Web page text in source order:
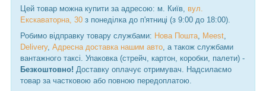
Цей товар можна купити за адресою: м. Київ, вул.
Екскаваторна, 30 з понеділка до п'ятниці (з 9:00 до 18:00).
Робимо відправку товару службами: Нова Пошта Meest
Delivery, Адресна доставка нашим авто , а також службами
вантажного таксі. Упаковка (стрейч, картон, коробки, палети) -
Безкоштовно! Доставку оплачує отримувач. Надсилаємо
товар за частковою або повною передоплатою.